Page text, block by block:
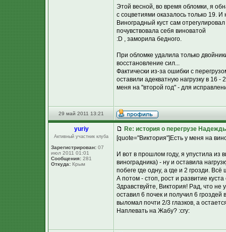
Этой весной, во время обломки, я
с соцветиями оказалось только 19.
Виноградный куст сам
почувствовала себя виноватой
:D , заморила бедного.
При обломке удалила только
восстановление сил...
Фактически из-за ошибки с
оставили адекватную нагрузку в 16
меня на "второй год" - для
29 май 2011 13:21
yuriy
Активный участник клуба
Зарегистрирован: 07
июл 2011 01:01
Сообщения: 281
Откуда: Крым
Re: история о перегрузе
[quote="Виктория"]Есть у меня на
И вот в прошлом году, я упустила из
виноградника) - ну и оставила
побеге где одну, а где и 2 грозди.
А потом - стоп, рост и развитие куста
Здравствуйте, Виктория! Рад, что
оставил 6 почек и получил 6
выломал почти 2/3 глазков, а
Наплевать на Жабу? :cry: